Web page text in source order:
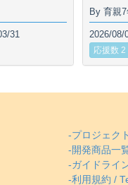
31
By 育親
2026/08/
応援数 2
-プロジェク
-開発商品一
-ガイドライ
-利用規約 /